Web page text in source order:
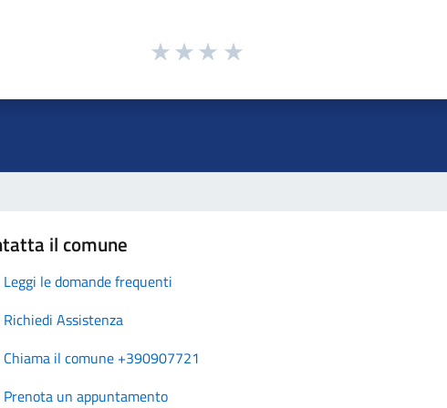
il comune
Leggi le domande frequenti
Richiedi Assistenza
Chiama il comune +390907721
Prenota un appuntamento